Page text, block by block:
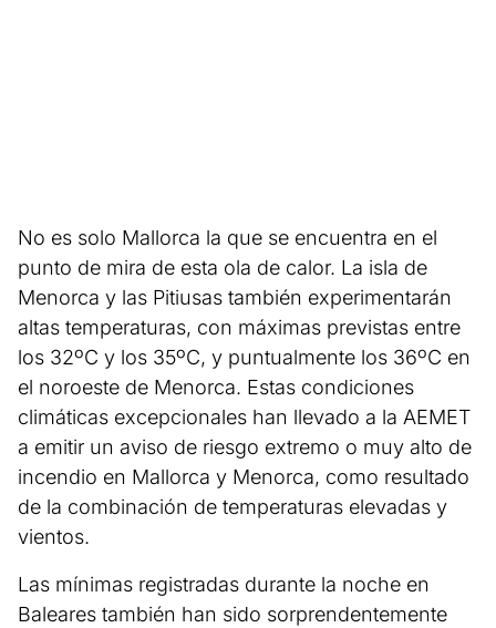
No es solo Mallorca la que se encuentra en el
punto de mira de esta ola de calor. La isla de
Menorca y las Pitiusas también experimentarán
altas temperaturas, con máximas previstas entre
los 32ºC y los 35ºC, y puntualmente los 36ºC en
el noroeste de Menorca. Estas condiciones
climáticas excepcionales han llevado a la AEMET
a emitir un aviso de riesgo extremo o muy alto de
incendio en Mallorca y Menorca, como resultado
de la combinación de temperaturas elevadas y
vientos.
Las mínimas registradas durante la noche en
Baleares también han sido sorprendentemente